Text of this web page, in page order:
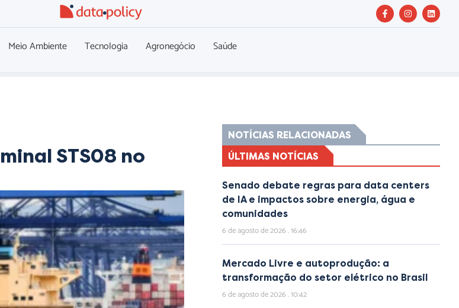
Meio Ambiente Tecnologia Agronegócio Saúde
STS08 no
NOTÍCIAS RELACIONADAS
ÚLTIMAS NOTÍCIAS
Senado debate regras para data centers
de IA e impactos sobre energia, água e
comunidades
6 de agosto de 2026 16:46
Mercado Livre e autoprodução: a
transformação do setor elétrico no Brasil
6 de agosto de 2026 10:42